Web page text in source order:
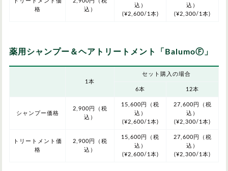
格
込）
込）
(¥2,600/1本)
込）
(¥2,300/1本)
薬用シャンプー＆ヘアトリートメント「BalumoⒻ」
1本
セット購入の場合
6本 12本
シャンプー価格
2,900円（税
込）
15,600円（税
込）
(¥2,600/1本)
27,600円（税
込）
(¥2,300/1本)
トリートメント価
格
2,900円（税
込）
15,600円（税
込）
(¥2,600/1本)
27,600円（税
込）
(¥2,300/1本)